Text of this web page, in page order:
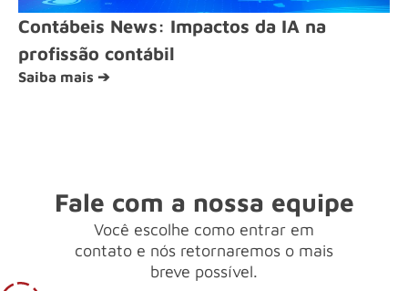
Contábeis News: Impactos da IA na
profissão contábil
Saiba mais ➔
Fale com a nossa equipe
Você escolhe como entrar em
contato e nós retornaremos o mais
breve possível.